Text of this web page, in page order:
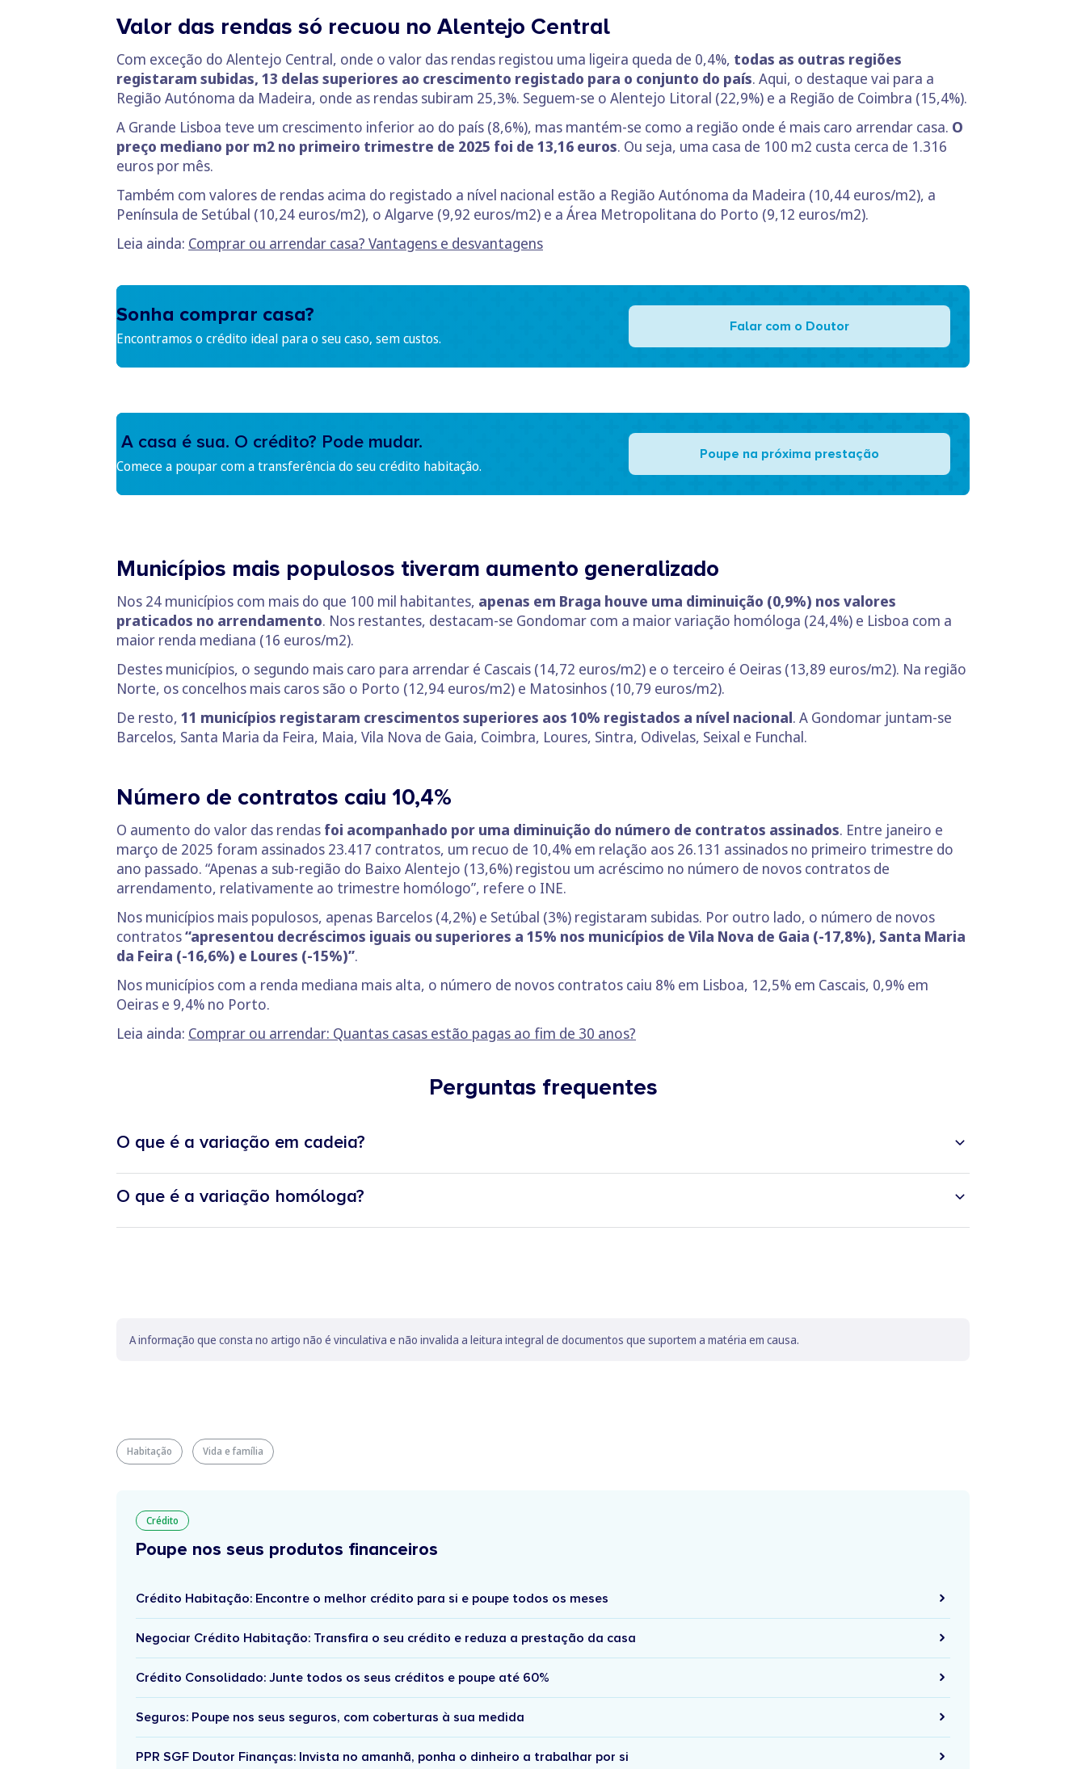
Valor das rendas só recuou no Alentejo Central
Com exceção do Alentejo Central, onde o valor das rendas registou uma ligeira queda de 0,4%, todas as outras regiões
registaram subidas, 13 delas superiores ao crescimento registado para o conjunto do país. Aqui, o destaque vai para a
Região Autónoma da Madeira, onde as rendas subiram 25,3%. Seguem-se o Alentejo Litoral (22,9%) e a Região de Coimbra (15,4%).
A Grande Lisboa teve um crescimento inferior ao do país (8,6%), mas mantém-se como a região onde é mais caro arrendar casa. O
preço mediano por m2 no primeiro trimestre de 2025 foi de 13,16 euros. Ou seja, uma casa de 100 m2 custa cerca de 1.316
euros por mês.
Também com valores de rendas acima do registado a nível nacional estão a Região Autónoma da Madeira (10,44 euros/m2), a
Península de Setúbal (10,24 euros/m2), o Algarve (9,92 euros/m2) e a Área Metropolitana do Porto (9,12 euros/m2).
Leia ainda: Comprar ou arrendar casa? Vantagens e desvantagens
Sonha comprar casa?
Encontramos o crédito ideal para o seu caso, sem custos.
Falar com o Doutor
A casa é sua. O crédito? Pode mudar.
Comece a poupar com a transferência do seu crédito habitação.
Poupe na próxima prestação
Municípios mais populosos tiveram aumento generalizado
Nos 24 municípios com mais do que 100 mil habitantes, apenas em Braga houve uma diminuição (0,9%) nos valores
praticados no arrendamento. Nos restantes, destacam-se Gondomar com a maior variação homóloga (24,4%) e Lisboa com a
maior renda mediana (16 euros/m2).
Destes municípios, o segundo mais caro para arrendar é Cascais (14,72 euros/m2) e o terceiro é Oeiras (13,89 euros/m2). Na região
Norte, os concelhos mais caros são o Porto (12,94 euros/m2) e Matosinhos (10,79 euros/m2).
De resto, 11 municípios registaram crescimentos superiores aos 10% registados a nível nacional. A Gondomar juntam-se
Barcelos, Santa Maria da Feira, Maia, Vila Nova de Gaia, Coimbra, Loures, Sintra, Odivelas, Seixal e Funchal.
Número de contratos caiu 10,4%
O aumento do valor das rendas foi acompanhado por uma diminuição do número de contratos assinados. Entre janeiro e
março de 2025 foram assinados 23.417 contratos, um recuo de 10,4% em relação aos 26.131 assinados no primeiro trimestre do
ano passado. “Apenas a sub-região do Baixo Alentejo (13,6%) registou um acréscimo no número de novos contratos de
arrendamento, relativamente ao trimestre homólogo”, refere o INE.
Nos municípios mais populosos, apenas Barcelos (4,2%) e Setúbal (3%) registaram subidas. Por outro lado, o número de novos
contratos“apresentou decréscimos iguais ou superiores a 15% nos municípios de Vila Nova de Gaia (-17,8%), Santa Maria
da Feira (-16,6%) e Loures (-15%)”.
Nos municípios com a renda mediana mais alta, o número de novos contratos caiu 8% em Lisboa, 12,5% em Cascais, 0,9% em
Oeiras e 9,4% no Porto.
Leia ainda: Comprar ou arrendar: Quantas casas estão pagas ao fim de 30 anos?
Perguntas frequentes
O que é a variação em cadeia?
O que é a variação homóloga?
A informação que consta no artigo não é vinculativa e não invalida a leitura integral de documentos que suportem a matéria em causa.
Habitação Vida e família
Crédito
Poupe nos seus produtos financeiros
Crédito Habitação: Encontre o melhor crédito para si e poupe todos os meses
Negociar Crédito Habitação: Transfira o seu crédito e reduza a prestação da casa
Crédito Consolidado: Junte todos os seus créditos e poupe até 60%
Seguros: Poupe nos seus seguros, com coberturas à sua medida
PPR SGF Doutor Finanças: Invista no amanhã, ponha o dinheiro a trabalhar por si